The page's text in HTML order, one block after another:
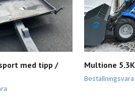
med tipp / Multione 5.3K
Beställningsvara